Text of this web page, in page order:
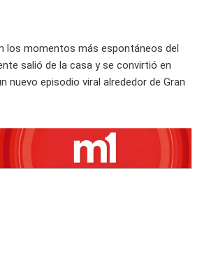
los momentos más espontáneos del
salió de la casa y se convirtió en
nuevo episodio viral alrededor de Gran